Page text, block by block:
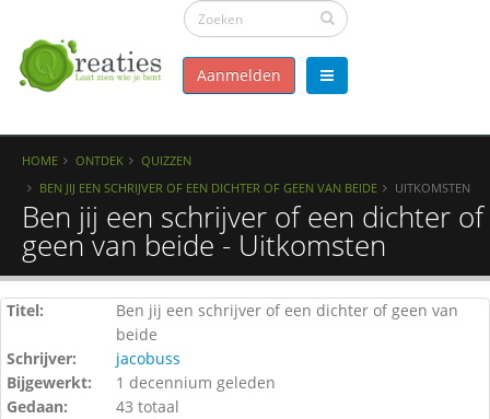
Aanmelden
HOME ONTDEK
QUIZZEN
BEN JIJ EEN SCHRIJVER OF EEN DICHTER OF GEEN VAN BEIDE
UITKOMSTEN
Ben jij een schrijver of een dichter of
geen van beide - Uitkomsten
Titel:
Ben jij een schrijver of een dichter of geen van
beide
Schrijver:
jacobuss
Bijgewerkt:
1 decennium geleden
Gedaan:
43 totaal